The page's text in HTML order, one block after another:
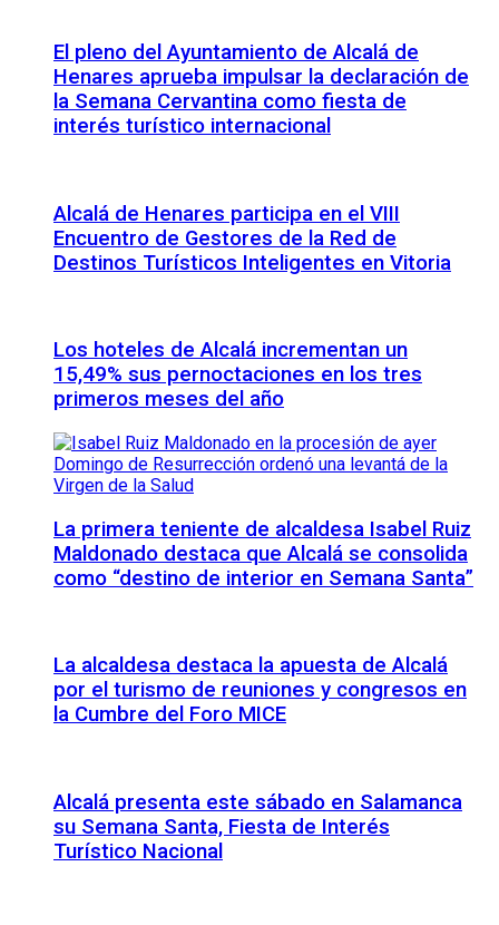
El pleno del Ayuntamiento de Alcalá de
Henares aprueba impulsar la declaración de
la Semana Cervantina como fiesta de
interés turístico internacional
Alcalá de Henares participa en el VIII
Encuentro de Gestores de la Red de
Destinos Turísticos Inteligentes en Vitoria
Los hoteles de Alcalá incrementan un
15,49% sus pernoctaciones en los tres
primeros meses del año
La primera teniente de alcaldesa Isabel Ruiz
Maldonado destaca que Alcalá se consolida
como “destino de interior en Semana Santa”
La alcaldesa destaca la apuesta de Alcalá
por el turismo de reuniones y congresos en
la Cumbre del Foro MICE
Alcalá presenta este sábado en Salamanca
su Semana Santa, Fiesta de Interés
Turístico Nacional